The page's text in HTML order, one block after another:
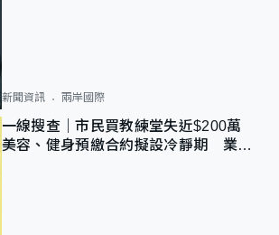
新聞資訊 兩岸國際
一線搜查｜市民買教練堂失近$200萬
美容、健身預繳合約擬設冷靜期 業界